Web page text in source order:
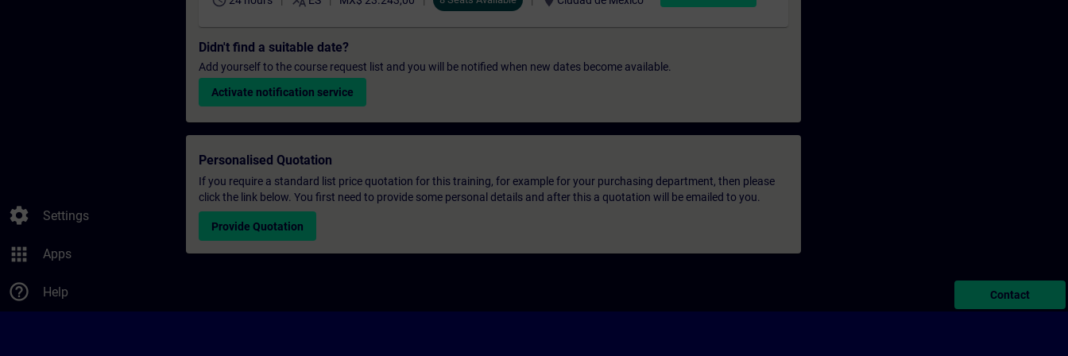
settings Settings
apps Apps
help_outline Help
Didn't find a suitable date?
Add yourself to the course request list and you will be notified when new dates become available.
Activate notification service
Personalised Quotation
If you require a standard list price quotation for this training, for example for your purchasing department, then please
click the link below. You first need to provide some personal details and after this a quotation will be emailed to you.
Provide Quotation
Contact